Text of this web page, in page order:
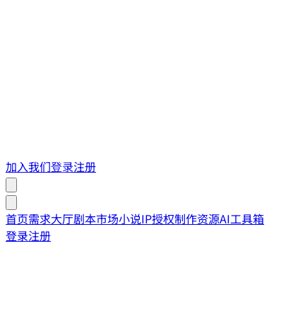
加入我们登录注册
首页需求大厅剧本市场小说IP授权制作资源AI工具箱
登录注册